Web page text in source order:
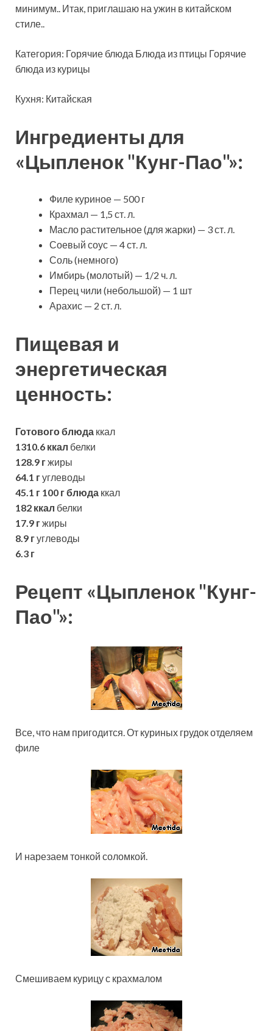
минимум.. Итак, приглашаю на ужин в китайском
стиле..
Категория: Горячие блюда Блюда из птицы Горячие
блюда из курицы
Кухня: Китайская
Ингредиенты для
«Цыпленок "Кунг-Пао"»:
Филе куриное — 500 г
Крахмал — 1,5 ст. л.
Масло растительное (для жарки) — 3 ст. л.
Соевый соус — 4 ст. л.
Соль (немного)
Имбирь (молотый) — 1/2 ч. л.
Перец чили (небольшой) — 1 шт
Арахис — 2 ст. л.
Пищевая и
энергетическая
ценность:
Готового блюда ккал
1310.6 ккал белки
128.9 гжиры
64.1 гуглеводы
45.1 г 100 г блюда ккал
182 ккал белки
17.9 гжиры
8.9 гуглеводы
6.3 г
Рецепт «Цыпленок "Кунг-
Пао"»:
Все, что нам пригодится. От куриных грудок отделяем
филе
И нарезаем тонкой соломкой.
Смешиваем курицу с крахмалом